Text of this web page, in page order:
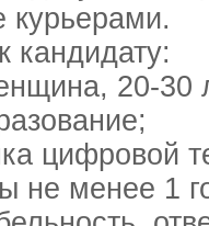
20-30
менее 1